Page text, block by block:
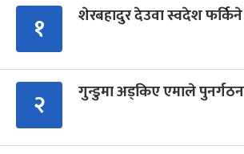
१ शेरबहादुर देउवा स्वदेश
२ गुन्डुमा अड्किए एमाले